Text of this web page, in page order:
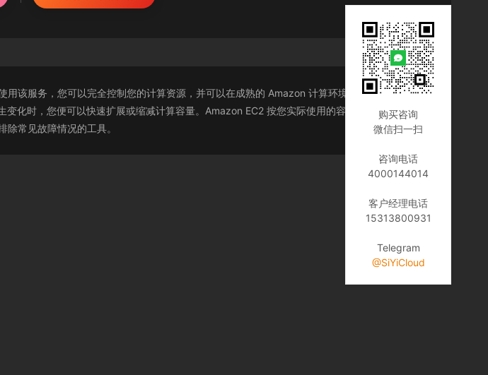
该服务，您可以完全控制您的计算资源，并可以在成熟的 Amazon 计算环境中运行。Amazon
化时，您便可以快速扩展或缩减计算容量。Amazon EC2 按您实际使用的容量收费，改变了计
常见故障情况的工具。
购买咨询
微信扫一扫
咨询电话
4000144014
客户经理电话
15313800931
Telegram
@SiYiCloud